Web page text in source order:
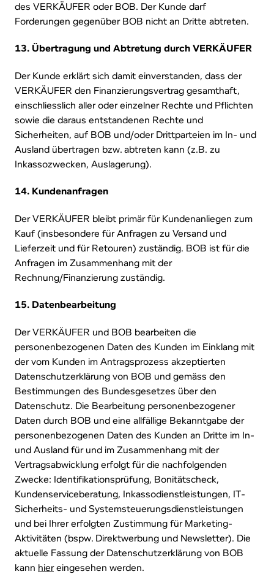
des VERKÄUFER oder BOB. Der Kunde darf
Forderungen gegenüber BOB nicht an Dritte abtreten.
13. Übertragung und Abtretung durch VERKÄUFER
Der Kunde erklärt sich damit einverstanden, dass der
VERKÄUFER den Finanzierungsvertrag gesamthaft,
einschliesslich aller oder einzelner Rechte und Pflichten
sowie die daraus entstandenen Rechte und
Sicherheiten, auf BOB und/oder Drittparteien im In- und
Ausland übertragen bzw. abtreten kann (z.B. zu
Inkassozwecken, Auslagerung).
14. Kundenanfragen
Der VERKÄUFER bleibt primär für Kundenanliegen zum
Kauf (insbesondere für Anfragen zu Versand und
Lieferzeit und für Retouren) zuständig. BOB ist für die
Anfragen im Zusammenhang mit der
Rechnung/Finanzierung zuständig.
15. Datenbearbeitung
Der VERKÄUFER und BOB bearbeiten die
personenbezogenen Daten des Kunden im Einklang mit
der vom Kunden im Antragsprozess akzeptierten
Datenschutzerklärung von BOB und gemäss den
Bestimmungen des Bundesgesetzes über den
Datenschutz. Die Bearbeitung personenbezogener
Daten durch BOB und eine allfällige Bekanntgabe der
personenbezogenen Daten des Kunden an Dritte im In-
und Ausland für und im Zusammenhang mit der
Vertragsabwicklung erfolgt für die nachfolgenden
Zwecke: Identifikationsprüfung, Bonitätscheck,
Kundenserviceberatung, Inkassodienstleistungen, IT-
Sicherheits- und Systemsteuerungsdienstleistungen
und bei Ihrer erfolgten Zustimmung für Marketing-
Aktivitäten (bspw. Direktwerbung und Newsletter). Die
aktuelle Fassung der Datenschutzerklärung von BOB
kann hiereingesehen werden.